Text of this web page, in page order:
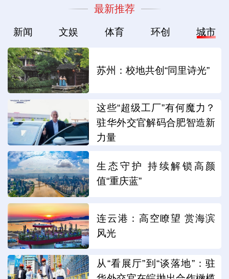
最新推荐
新闻 文娱 体育 环创 城市
苏州：校地共创“同里诗光”
这些“超级工厂”有何魔力？
驻华外交官解码合肥智造新
力量
生态守护 持续解锁高颜
值“重庆蓝”
连云港：高空瞭望 赏海滨
风光
从“看展厅”到“谈落地”：驻